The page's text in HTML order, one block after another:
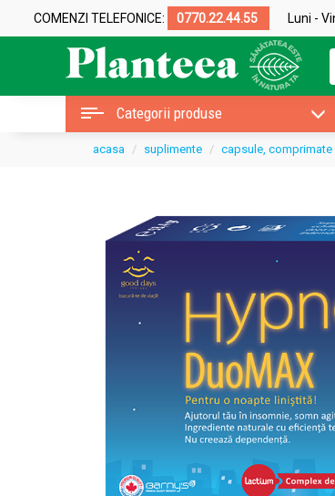
COMENZI TELEFONICE: 0770.22.44.55 Luni -
Categorii produse
acasa suplimente capsule, comprimate